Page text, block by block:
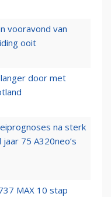
vooravond van
ooit
door met
na sterk
75 A320neo’s
MAX 10 stap